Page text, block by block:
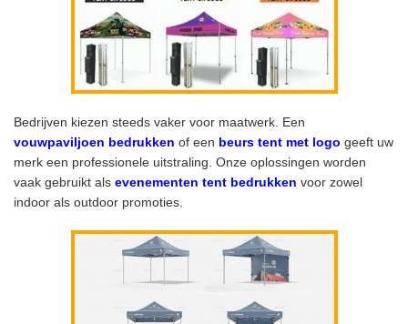
Bedrijven kiezen steeds vaker voor maatwerk. Een
vouwpaviljoen bedrukken of een beurs tent met logo geeft uw
merk een professionele uitstraling. Onze oplossingen worden
vaak gebruikt als evenementen tent bedrukken voor zowel
indoor als outdoor promoties.